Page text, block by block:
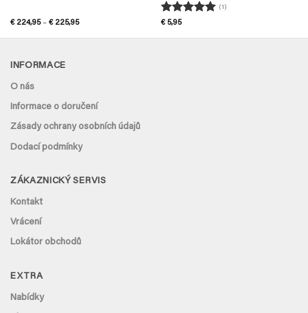
€224,95 – €225,95Rozpětí
€ 224,95
Hodnocení
(1)
€5,95
INFORMACE
O nás
Informace o doručení
Zásady ochrany osobních údajů
Dodací podmínky
ZÁKAZNICKÝ SERVIS
Kontakt
Vrácení
Lokátor obchodů
EXTRA
Nabídky